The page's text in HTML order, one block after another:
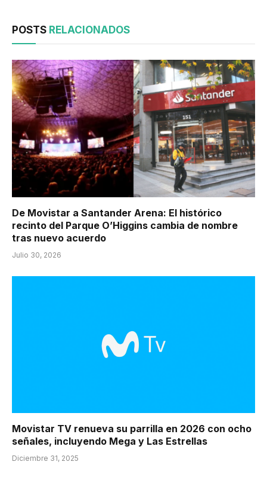
POSTS RELACIONADOS
De Movistar a Santander Arena: El histórico
recinto del Parque O’Higgins cambia de nombre
tras nuevo acuerdo
Julio 30, 2026
Movistar TV renueva su parrilla en 2026 con ocho
señales, incluyendo Mega y Las Estrellas
Diciembre 31, 2025